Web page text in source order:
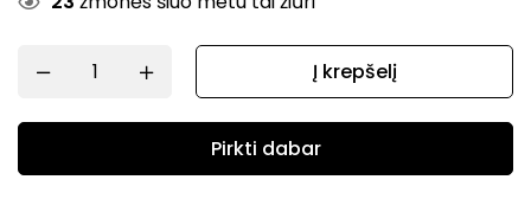
Į krepšelį
Pirkti dabar